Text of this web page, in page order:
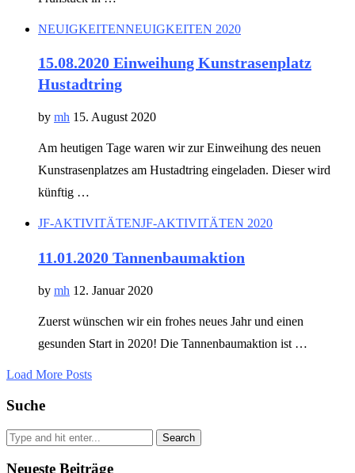
NEUIGKEITENNEUIGKEITEN 2020
15.08.2020 Einweihung Kunstrasenplatz
Hustadtring
by mh 15. August 2020
Am heutigen Tage waren wir zur Einweihung des neuen
Kunstrasenplatzes am Hustadtring eingeladen. Dieser wird
künftig …
JF-AKTIVITÄTENJF-AKTIVITÄTEN 2020
11.01.2020 Tannenbaumaktion
by mh 12. Januar 2020
Zuerst wünschen wir ein frohes neues Jahr und einen
gesunden Start in 2020! Die Tannenbaumaktion ist …
Load More Posts
Suche
Search
Neueste Beiträge